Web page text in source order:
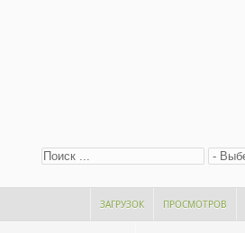
ПРОСМОТРОВ
ЗАГРУЗОК